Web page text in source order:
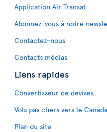
Application Air Transat
Abonnez-vous à notre
Contactez-nous
Contacts médias
Liens rapides
Convertisseur de devises
Vols pas chers vers le Canada
Plan du site